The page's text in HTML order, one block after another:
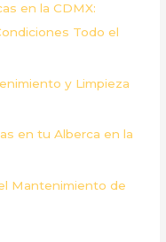
en la CDMX:
Todo el
y Limpieza
en tu Alberca en la
Mantenimiento de